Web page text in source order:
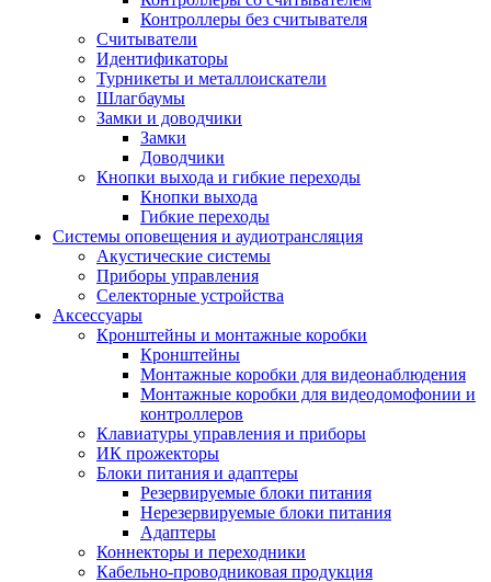
Контроллеры без считывателя
Считыватели
Идентификаторы
Турникеты и металлоискатели
Шлагбаумы
Замки и доводчики
Замки
Доводчики
Кнопки выхода и гибкие переходы
Кнопки выхода
Гибкие переходы
Системы оповещения и аудиотрансляция
Акустические системы
Приборы управления
Селекторные устройства
Аксессуары
Кронштейны и монтажные коробки
Кронштейны
Монтажные коробки для видеонаблюдения
Монтажные коробки для видеодомофонии и
контроллеров
Клавиатуры управления и приборы
ИК прожекторы
Блоки питания и адаптеры
Резервируемые блоки питания
Нерезервируемые блоки питания
Адаптеры
Коннекторы и переходники
Кабельно-проводниковая продукция